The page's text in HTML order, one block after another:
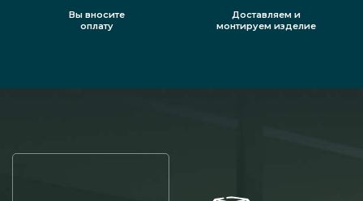
Вы вносите
оплату
Доставляем и
монтируем изделие